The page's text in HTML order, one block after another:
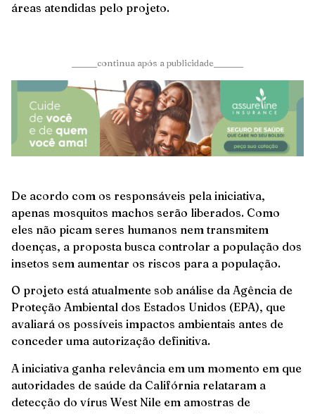
áreas atendidas pelo projeto.
______continua após a publicidade_______
De acordo com os responsáveis pela iniciativa,
apenas mosquitos machos serão liberados. Como
eles não picam seres humanos nem transmitem
doenças, a proposta busca controlar a população dos
insetos sem aumentar os riscos para a população.
O projeto está atualmente sob análise da Agência de
Proteção Ambiental dos Estados Unidos (EPA), que
avaliará os possíveis impactos ambientais antes de
conceder uma autorização definitiva.
A iniciativa ganha relevância em um momento em que
autoridades de saúde da Califórnia relataram a
detecção do vírus West Nile em amostras de